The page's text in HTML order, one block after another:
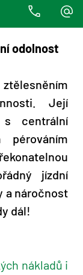
odolnost
Její
s centrální
jízdní
a náročnost
dál!
nákladů i